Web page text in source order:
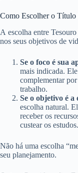
Como Escolher o Título
A escolha entre
nos seus objetivos de
Se o foco é sua
mais indicada.
complementar
trabalho.
Se o objetivo é a
escolha natural.
receber os
custear os estudos.
Não há uma escolha
seu planejamento.